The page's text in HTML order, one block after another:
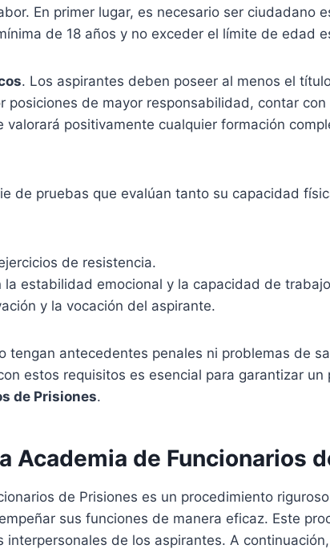
En primer lugar, es necesario ser ciudadano
de 18 años y no exceder el límite de edad
. Los aspirantes deben poseer al menos el
posiciones de mayor responsabilidad, contar
positivamente cualquier formación
de pruebas que evalúan tanto su capacidad
de resistencia.
estabilidad emocional y la capacidad de
y la vocación del aspirante.
tengan antecedentes penales ni problemas de
estos requisitos es esencial para garantizar
de Prisiones.
Academia de Funcionarios
de Prisiones es un procedimiento
sus funciones de manera eficaz. Este
de los aspirantes. A